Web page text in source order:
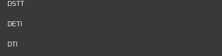
DSTT
DETI
DTI